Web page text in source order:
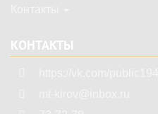
КОНТАКТЫ